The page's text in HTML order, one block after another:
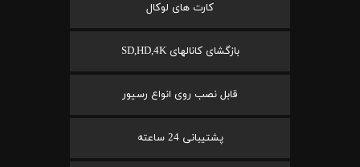
کارت های لوکال
بازگشای کانالهای SD,HD,4K
قابل نصب روی انواع رسیور
پشتیبانی 24 ساعته